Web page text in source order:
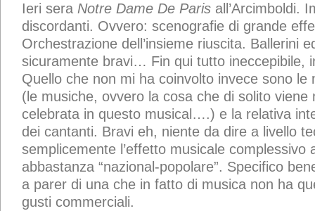
Ieri sera Notre Dame De Paris all’Arcimboldi.
discordanti. Ovvero: scenografie di grande
Orchestrazione dell’insieme riuscita. Ballerini
sicuramente bravi… Fin qui tutto ineccepibile,
Quello che non mi ha coinvolto invece sono le
(le musiche, ovvero la cosa che di solito viene
celebrata in questo musical….) e la relativa
dei cantanti. Bravi eh, niente da dire a livello
semplicemente l’effetto musicale complessivo
abbastanza “nazional-popolare”. Specifico
a parer di una che in fatto di musica non ha
gusti commerciali.